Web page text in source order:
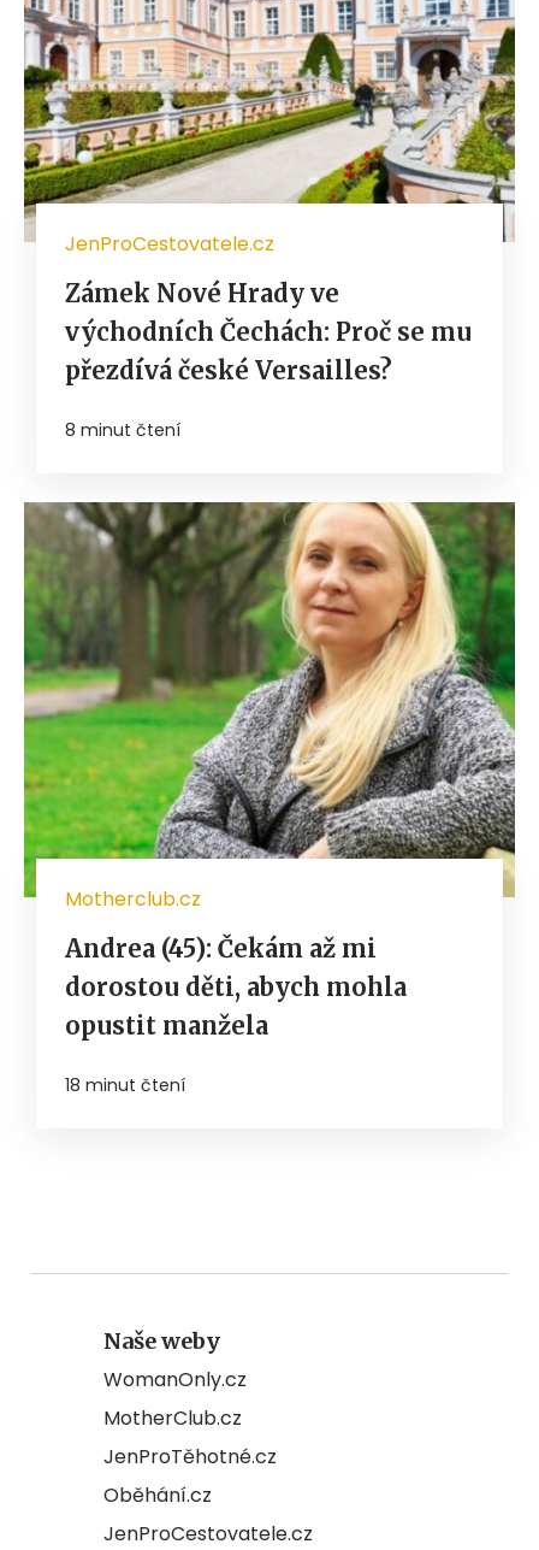
JenProCestovatele.cz
Zámek Nové Hrady ve
východních Čechách: Proč se mu
přezdívá české Versailles?
8 minut čtení
Motherclub.cz
Andrea (45): Čekám až mi
dorostou děti, abych mohla
opustit manžela
18 minut čtení
Naše weby
WomanOnly.cz
MotherClub.cz
JenProTěhotné.cz
Oběhání.cz
JenProCestovatele.cz